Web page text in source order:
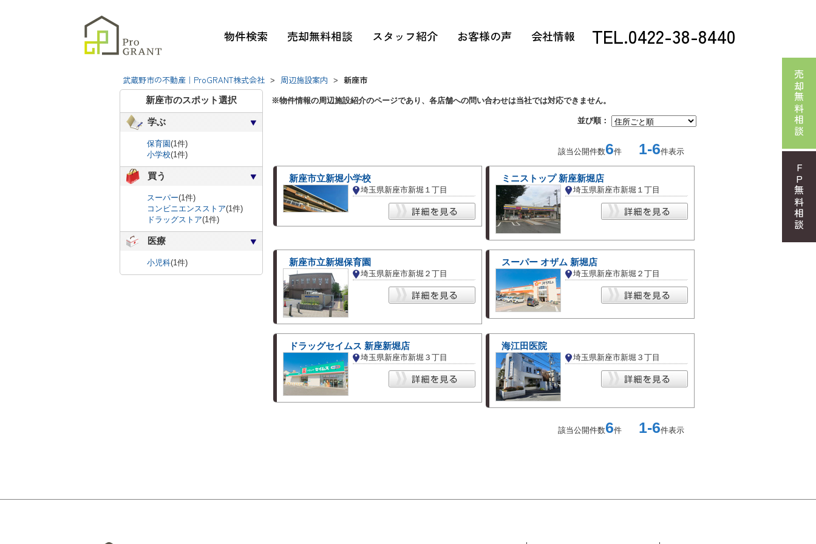
物件検索 売却無料相談 スタッフ紹介 お客様の声 会社情報 TEL.0422-38-8440
武蔵野市の不動産｜ProGRANT株式会社 > 周辺施設案内 > 新座市
※物件情報の周辺施設紹介のページであり、各店舗への問い合わせは当社では対応できません。
並び順：
該当公開件数6件 1-6件表示
新座市立新堀小学校
埼玉県新座市新堀１丁目
ミニストップ 新座新堀店
埼玉県新座市新堀１丁目
新座市立新堀保育園
埼玉県新座市新堀２丁目
スーパー オザム 新堀店
埼玉県新座市新堀２丁目
ドラッグセイムス 新座新堀店
埼玉県新座市新堀３丁目
海江田医院
埼玉県新座市新堀３丁目
該当公開件数6件 1-6件表示
新座市のスポット選択
学ぶ
保育園(1件)
小学校(1件)
買う
スーパー(1件)
コンビニエンスストア(1件)
ドラッグストア(1件)
医療
小児科(1件)
売却無料相談
FP無料相談